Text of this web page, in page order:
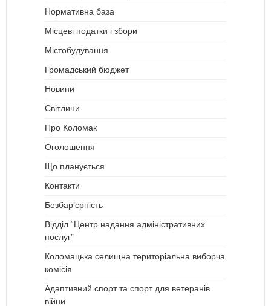
Нормативна база
Місцеві податки і збори
Містобудування
Громадський бюджет
Новини
Світлини
Про Коломак
Оголошення
Що планується
Контакти
Безбар’єрність
Відділ “Центр надання адміністративних
послуг”
Коломацька селищна територіальна виборча
комісія
Адаптивний спорт та спорт для ветеранів
війни